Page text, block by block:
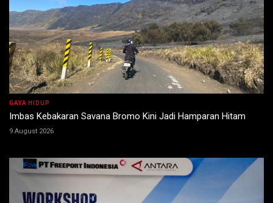
GAYA HIDUP
Imbas Kebakaran Savana Bromo Kini Jadi Hamparan Hitam
9 August 2026